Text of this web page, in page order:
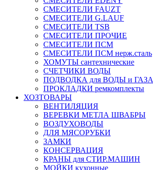
СМЕСИТЕЛИ FAUZT
СМЕСИТЕЛИ G.LAUF
СМЕСИТЕЛИ TSB
СМЕСИТЕЛИ ПРОЧИЕ
СМЕСИТЕЛИ ПСМ
СМЕСИТЕЛИ ПСМ нерж.сталь
ХОМУТЫ сантехнические
СЧЕТЧИКИ ВОДЫ
ПОДВОДКА для ВОДЫ и ГАЗА
ПРОКЛАДКИ ремкомплекты
ХОЗТОВАРЫ
ВЕНТИЛЯЦИЯ
ВЕРЕВКИ МЕТЛА ШВАБРЫ
ВОЗДУХОВОДЫ
ДЛЯ МЯСОРУБКИ
ЗАМКИ
КОНСЕРВАЦИЯ
КРАНЫ для СТИР.МАШИН
МОЙКИ кухонные